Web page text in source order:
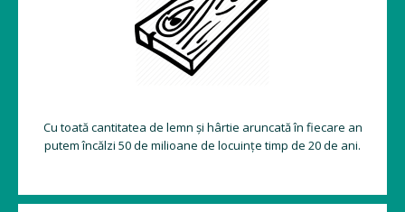
Cu toată cantitatea de lemn și hârtie aruncată în fiecare an
putem încălzi 50 de milioane de locuințe timp de 20 de ani.